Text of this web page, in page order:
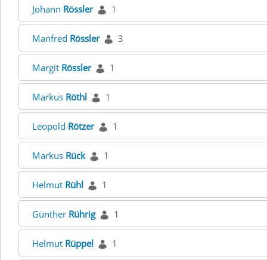
Johann Rössler 1
Manfred Rössler 3
Margit Rössler 1
Markus Röthl 1
Leopold Rötzer 1
Markus Rück 1
Helmut Rühl 1
Günther Rührig 1
Helmut Rüppel 1